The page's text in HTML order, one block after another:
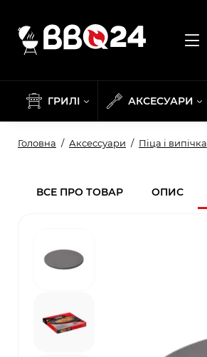
ГРИЛІ АКСЕСУАРИ
Головна Аксессуари Піца і випічка
ВСЕ ПРО ТОВАР ОПИС